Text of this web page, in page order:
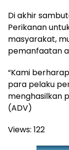
Di akhir
Perikanan
masyarakat,
pemanfaatan
“Kami
para pelaku
menghasilkan
(ADV)
Views: 122